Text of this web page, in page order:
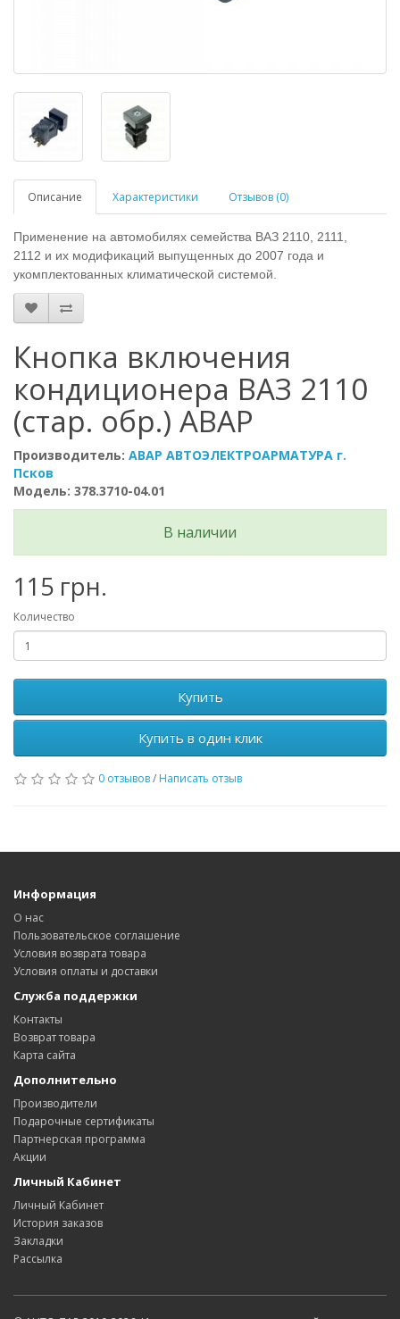
Описание Характеристики Отзывов (0)
Применение на автомобилях семейства ВАЗ 2110, 2111,
2112 и их модификаций выпущенных до 2007 года и
укомплектованных климатической системой.
Кнопка включения
кондиционера ВАЗ 2110
(стар. обр.) АВАР
Производитель: АВАР АВТОЭЛЕКТРОАРМАТУРА г.
Псков
Модель: 378.3710-04.01
В наличии
115 грн.
Количество
Купить
Купить в один клик
0 отзывов/ Написать отзыв
Информация
О нас
Пользовательское соглашение
Условия возврата товара
Условия оплаты и доставки
Служба поддержки
Контакты
Возврат товара
Карта сайта
Дополнительно
Производители
Подарочные сертификаты
Партнерская программа
Акции
Личный Кабинет
Личный Кабинет
История заказов
Закладки
Рассылка